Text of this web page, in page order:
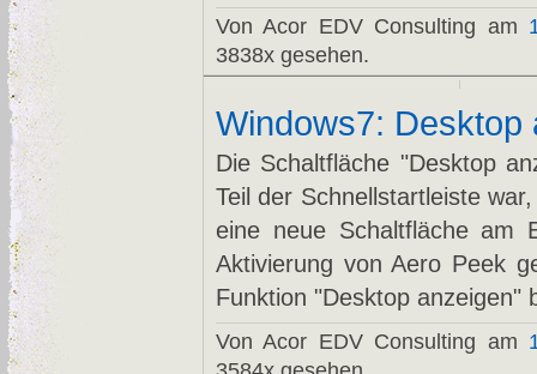
Von Acor EDV Consulting am
3838x gesehen.
Windows7: Desktop
Die Schaltfläche "Desktop
Teil der Schnellstartleiste
eine neue Schaltfläche am
Aktivierung von Aero Peek
Funktion "Desktop anzeigen"
Von Acor EDV Consulting am